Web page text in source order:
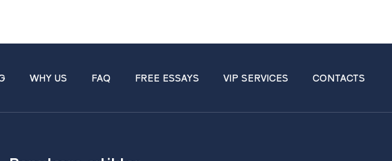
WHY US FAQ FREE ESSAYS VIP SERVICES CONTACTS